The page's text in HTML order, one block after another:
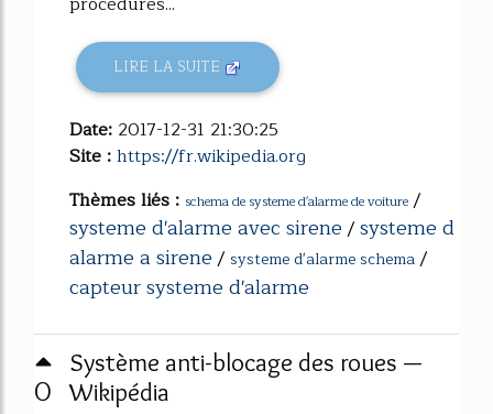
LIRE LA SUITE
Date: 2017-12-31 21:30:25
Site :https://fr.wikipedia.org
Thèmes liés : schema de systeme d'alarme de voiture /
systeme d'alarme avec sirene/systeme d
alarme a sirene/ systeme d'alarme schema/
capteur systeme d'alarme
0
Système anti-blocage des roues —
Wikipédia